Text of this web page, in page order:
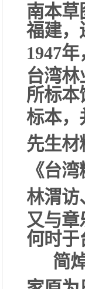
南本草
福建，
1947年
台湾
所标本
标本，
先生材
《台
林渭访
又与章
何时于
简